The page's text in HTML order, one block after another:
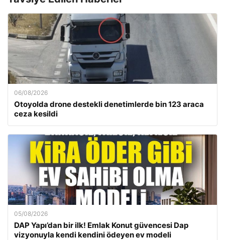
06/08/2026
Otoyolda drone destekli denetimlerde bin 123 araca
ceza kesildi
05/08/2026
DAP Yapı’dan bir ilk! Emlak Konut güvencesi Dap
vizyonuyla kendi kendini ödeyen ev modeli